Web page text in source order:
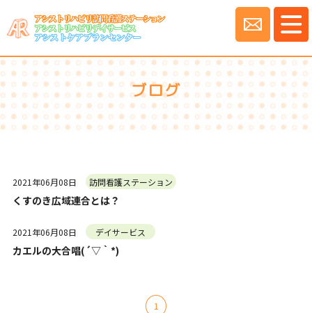
ブログ
くすのき広域連合とは？
2021年06月08日 訪問看護ステーション
カエルの大合唱(´▽｀*)
2021年06月08日 デイサービス
1